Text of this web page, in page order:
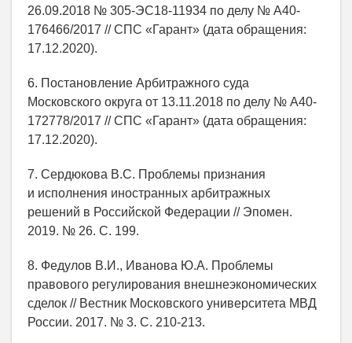
26.09.2018 № 305-ЭС18-11934 по делу № А40-
176466/2017 // СПС «Гарант» (дата обращения:
17.12.2020).
6. Постановление Арбитражного суда
Московского округа от 13.11.2018 по делу № А40-
172778/2017 // СПС «Гарант» (дата обращения:
17.12.2020).
7. Сердюкова В.С. Проблемы признания
и исполнения иностранных арбитражных
решений в Российской Федерации // Эпомен.
2019. № 26. С. 199.
8. Федулов В.И., Иванова Ю.А. Проблемы
правового регулирования внешнеэкономических
сделок // Вестник Московского университета МВД
России. 2017. № 3. С. 210-213.